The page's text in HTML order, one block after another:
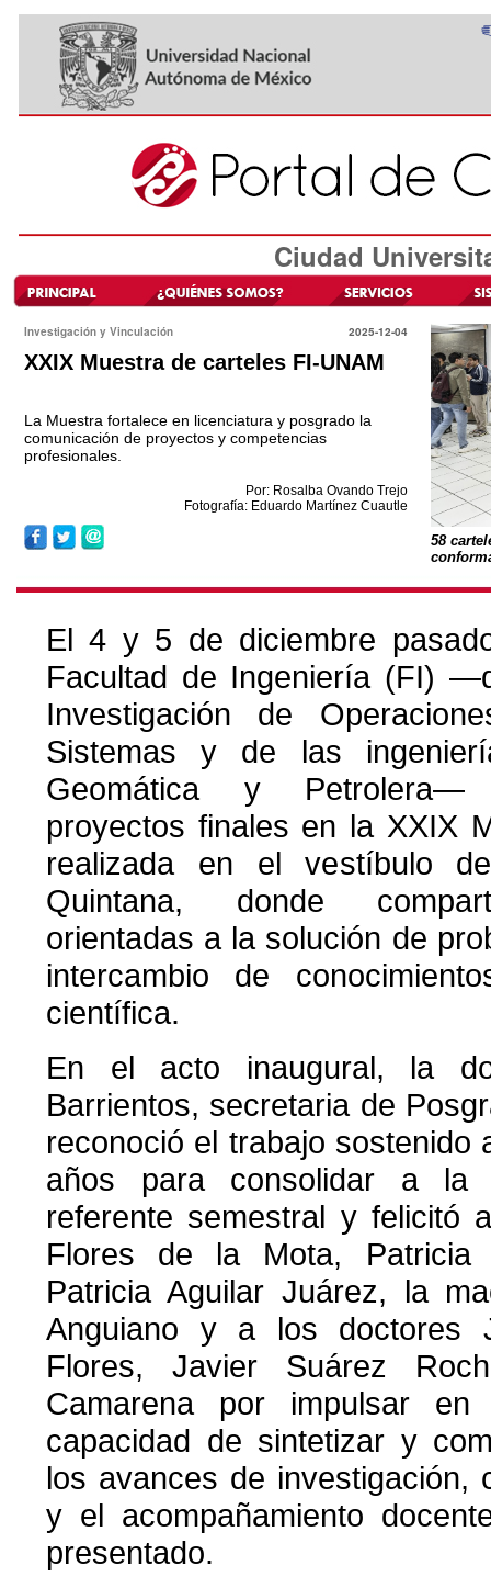
Ciudad
Investigación y Vinculación 2025-12-04
XXIX Muestra de carteles FI-UNAM
La Muestra fortalece en licenciatura y posgrado la
comunicación de proyectos y competencias
profesionales.
Por: Rosalba Ovando Trejo
Fotografía: Eduardo Martínez Cuautle
58
El 4 y 5 de diciembre
Facultad de Ingeniería (FI)
Investigación de
Sistemas y de las
Geomática y Petrolera—
proyectos finales en la XXIX
realizada en el vestíbulo
Quintana, donde
orientadas a la solución de
intercambio de
científica.
En el acto inaugural, la
Barrientos, secretaria de
reconoció el trabajo sostenido
años para consolidar a la
referente semestral y felicitó
Flores de la Mota, Patricia
Patricia Aguilar Juárez, la
Anguiano y a los doctores
Flores, Javier Suárez
Camarena por impulsar
capacidad de sintetizar y
los avances de investigación,
y el acompañamiento
presentado.